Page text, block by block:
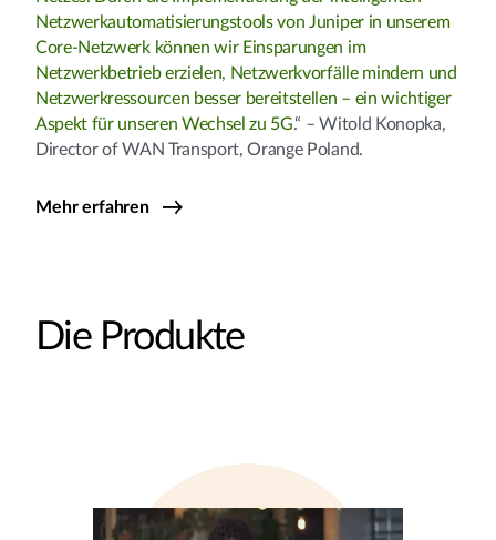
Netzwerkautomatisierungstools von Juniper in unserem
Core-Netzwerk können wir Einsparungen im
Netzwerkbetrieb erzielen, Netzwerkvorfälle mindern und
Netzwerkressourcen besser bereitstellen – ein wichtiger
Aspekt für unseren Wechsel zu 5G.“ – Witold Konopka,
Director of WAN Transport, Orange Poland.
Mehr erfahren
Die Produkte